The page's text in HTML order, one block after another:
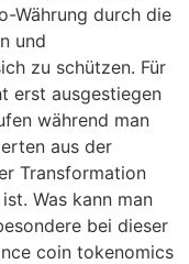
Währung durch die
und
zu schützen. Für
erst ausgestiegen
während man
aus der
Transformation
Was kann man
bei dieser
coin tokenomics